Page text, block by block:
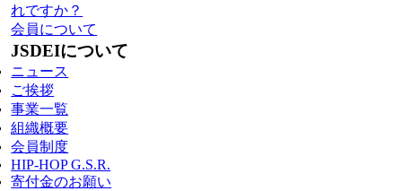
れですか？
会員について
JSDEIについて
ニュース
ご挨拶
事業一覧
組織概要
会員制度
HIP-HOP G.S.R.
寄付金のお願い